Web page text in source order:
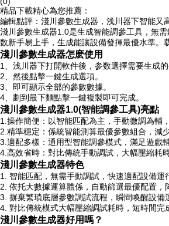
精品下載精心為您推薦：
編輯點評：淺川參數生成器，浅川器下智能又
淺川參數生成器1.0是生成智能調參工具，無
数新手易上手，生成能讓設備發揮最優水準。
淺川參數生成器怎麽使用
1、浅川器下打開軟件後，参数選擇需要生成
2、然後點擊一鍵生成選項。
3、即可顯示全部的參數數據。
4、劃到最下麵點擊一鍵複製即可完成。
淺川參數生成器1.0(智能調參工具)亮點
1.操作簡便：以智能匹配為主，手動微調為輔
2.精準穩定：係統智能測算最優參數組合，減
3.適配多樣：通用型智能調參模式，滿足遊戲
4.高效省時：對比傳統手動調試，大幅壓縮耗
淺川參數生成器特色
1. 智能匹配，無需手動調試，快速適配設備運
2. 依托大數據運算體係，自動篩選最優配置，
3. 摒棄繁瑣底層參數調試流程，瞬間喚醒設備
4. 對比傳統模式大幅壓縮調試耗時，短時間完
淺川參數生成器好用嗎？